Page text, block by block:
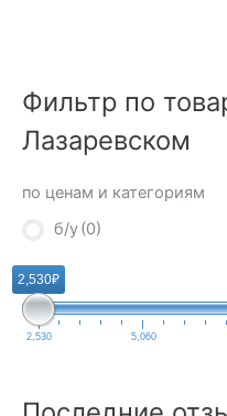
Фильтр по
Лазаревском
по ценам и категориям
б/у(0)
2,530₽
2,530 5,060